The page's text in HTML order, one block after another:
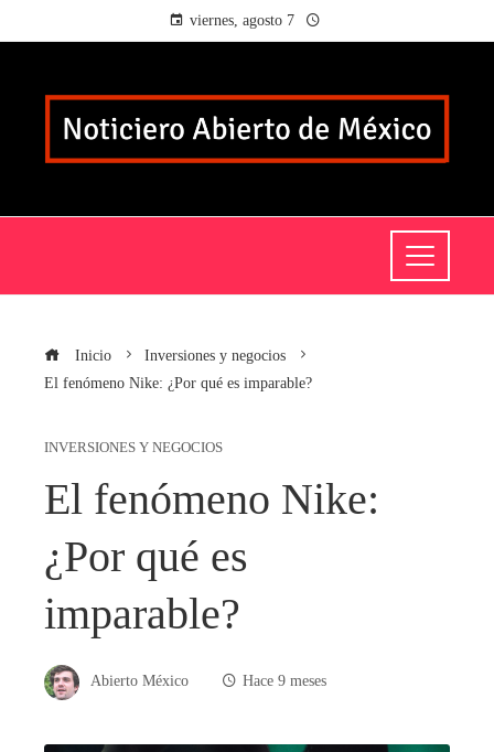
viernes, agosto 7
Inicio
Inversiones y negocios
El fenómeno Nike: ¿Por qué es imparable?
INVERSIONES Y NEGOCIOS
El fenómeno Nike:
¿Por qué es
imparable?
Abierto México Hace 9 meses